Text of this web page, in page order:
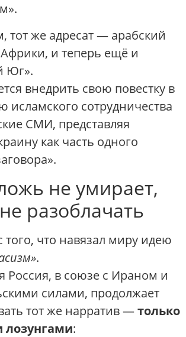
тот же адресат — арабский
и теперь ещё и
Юг».
внедрить свою повестку в
исламского сотрудничества
СМИ, представляя
как часть одного
не умирает,
разоблачать
того, что навязал миру идею
.
Россия, в союзе с Ираном и
силами, продолжает
тот же нарратив —только
: